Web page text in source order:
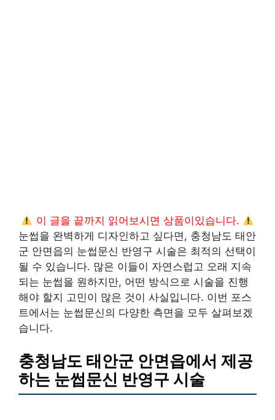
이 글을 끝까지 읽어보시면 상품이있습니다.
눈썹을 완벽하게 디자인하고 싶다면, 충청남도 태안
군 안면읍의 눈썹문신 반영구 시술은 최적의 선택이
될 수 있습니다. 많은 이들이 자연스럽고 오래 지속
되는 눈썹을 원하지만, 어떤 방식으로 시술을 진행
해야 할지 고민이 많은 것이 사실입니다. 이번 포스
트에서는 눈썹문신의 다양한 측면을 모두 살펴보겠
습니다.
충청남도 태안군 안면읍에서 제공
하는 눈썹문신 반영구 시술